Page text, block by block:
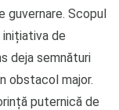
guvernare. Scopul
de
deja semnături
obstacol major.
puternică de